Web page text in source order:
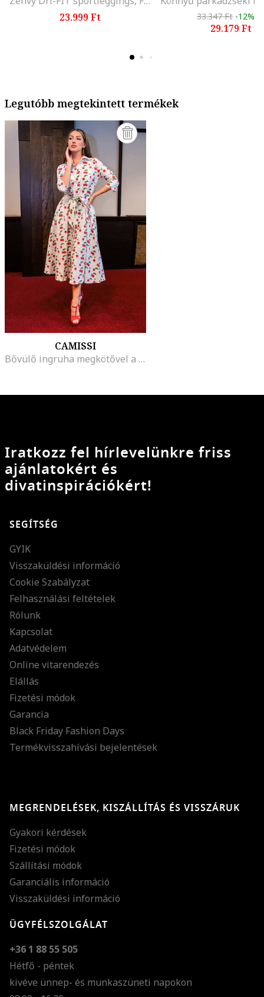
23.999 Ft
33.347 Ft -12%
29.179 Ft
Legutóbb megtekintett termékek
CAMISSI
Bővülő ingruha megkötővel a derékrészen, Fehér/Élénkpiros
Iratkozz fel hírlevelünkre friss
ajánlatokért és
divatinspirációkért!
SEGÍTSÉG
GYIK
Visszaküldési információ
Cookie Szabályzat
Felhasználási feltételek
Rólunk
Kapcsolat
Adatvédelem
Online vitarendezés
Elállás
Fizetési módok
Garancia
Black Friday Fashion Days
Termékvisszahívási bejelentések
MEGRENDELÉSEK, KISZÁLLÍTÁS ÉS VISSZÁRUK
Gyakori kérdések
Fizetési módok
Szállítási módok
Garanciális információ
Visszaküldési információ
ÜGYFÉLSZOLGÁLAT
+36 1 88 55 505
Hétfő - péntek
kivéve ünnep- és munkaszüneti napokon